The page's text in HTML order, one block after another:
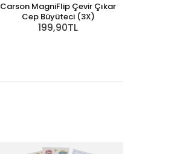
Carson MagniFlip Çevir Çıkar
Cep Büyüteci (3X)
199,90TL